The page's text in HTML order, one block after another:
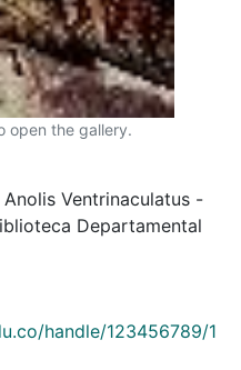
open the gallery.
Anolis Ventrinaculatus -
Departamental
handle/123456789/1